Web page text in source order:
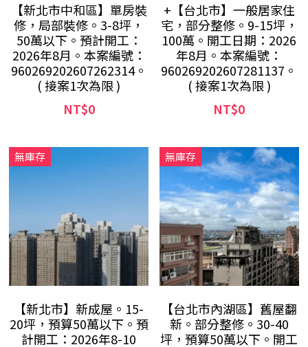
【新北市中和區】單房裝
修，局部裝修。3-8坪，
50萬以下。預計開工：
2026年8月。本案編號：
960269202607262314。
( 接案1次為限 )
NT$0
+【台北市】一般居家住
宅，部分整修。9-15坪，
100萬。開工日期：2026
年8月。本案編號：
960269202607281137。
( 接案1次為限 )
NT$0
無庫存
【新北市】新成屋。15-
20坪，預算50萬以下。預
計開工：2026年8-10
無庫存
【台北市內湖區】舊屋翻
新。部分整修。30-40
坪，預算50萬以下。開工